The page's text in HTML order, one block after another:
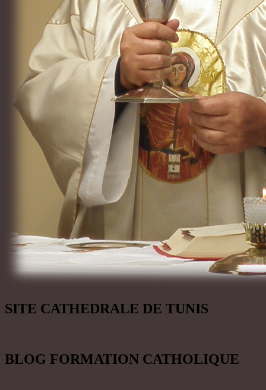
SITE CATHEDRALE DE TUNIS
BLOG FORMATION CATHOLIQUE